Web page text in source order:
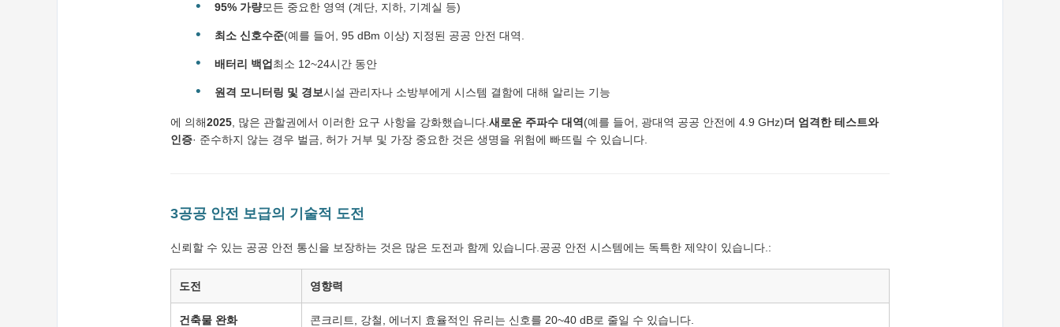
95% 가량모든 중요한 영역 (계단, 지하, 기계실 등)
최소 신호수준(예를 들어, 95 dBm 이상) 지정된 공공 안전 대역.
배터리 백업 최소 12~24시간 동안
원격 모니터링 및 경보시설 관리자나 소방부에게 시스템 결함에 대해 알리는 기능
에 의해2025 , 많은 관할권에서 이러한 요구 사항을 강화했습니다. 새로운 주파수 대역 (예를 들어, 광대역 공공 안전에 4.9 GHz)더 엄격한 테스트와
인증· 준수하지 않는 경우 벌금, 허가 거부 및 가장 중요한 것은 생명을 위험에 빠뜨릴 수 있습니다.
3공공 안전 보급의 기술적 도전
신뢰할 수 있는 공공 안전 통신을 보장하는 것은 많은 도전과 함께 있습니다.공공 안전 시스템에는 독특한 제약이 있습니다.:
도전 영향력
건축물 완화 콘크리트, 강철, 에너지 효율적인 유리는 신호를 20~40 dB로 줄일 수 있습니다.